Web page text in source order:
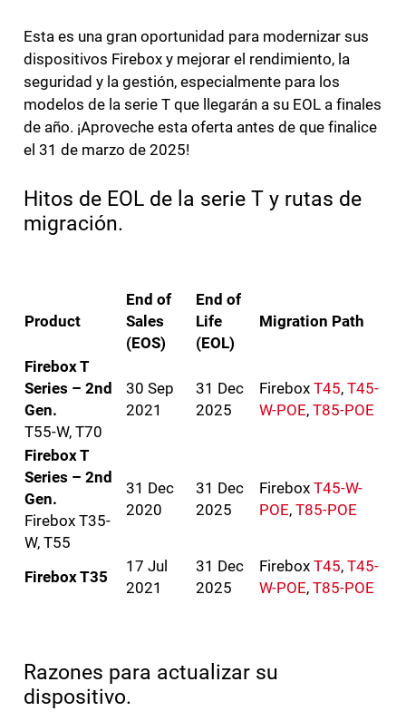
Esta es una gran oportunidad para modernizar sus
dispositivos Firebox y mejorar el rendimiento, la
seguridad y la gestión, especialmente para los
modelos de la serie T que llegarán a su EOL a finales
de año. ¡Aproveche esta oferta antes de que finalice
el 31 de marzo de 2025!
Hitos de EOL de la serie T y rutas de
migración.
Product
End of
Sales
(EOS)
End of
Life
(EOL)
Migration Path
Firebox T
Series – 2nd
Gen.
T55-W, T70
30 Sep
2021
31 Dec
2025
Firebox T45, T45-
W-POE, T85-POE
Firebox T
Series – 2nd
Gen.
Firebox T35-
W, T55
31 Dec
2020
31 Dec
2025
Firebox T45-W-
POE, T85-POE
Firebox T35
17 Jul
2021
31 Dec
2025
Firebox T45, T45-
W-POE, T85-POE
Razones para actualizar su
dispositivo.